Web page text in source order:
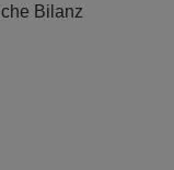
Bilanz